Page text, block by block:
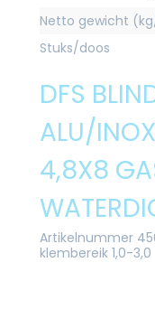
Netto gewicht
Stuks/doos
DFS
ALU/
4,8X8
Artikelnummer
klembereik 1,0-3,0